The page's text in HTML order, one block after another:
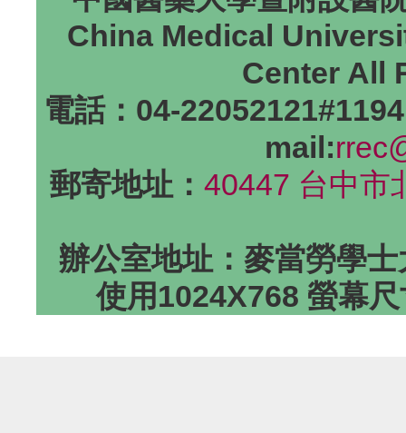
China Medical
Center All
電話：04-
mail:
郵寄地址：40447 台中市
辦公室地址：麥當勞學
使用1024X768 螢幕